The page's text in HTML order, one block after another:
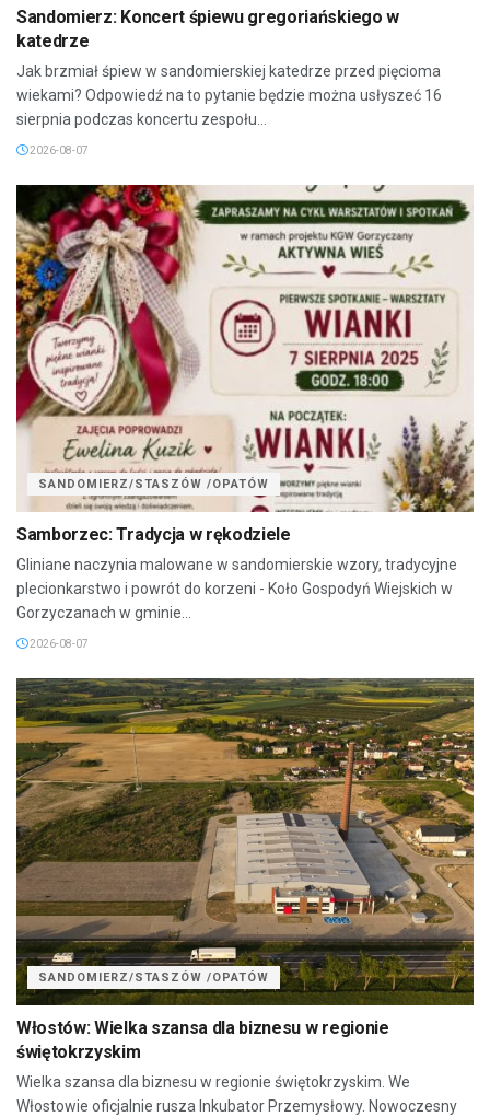
Sandomierz: Koncert śpiewu gregoriańskiego w
katedrze
Jak brzmiał śpiew w sandomierskiej katedrze przed pięcioma
wiekami? Odpowiedź na to pytanie będzie można usłyszeć 16
sierpnia podczas koncertu zespołu...
2026-08-07
SANDOMIERZ/STASZÓW /OPATÓW
Samborzec: Tradycja w rękodziele
Gliniane naczynia malowane w sandomierskie wzory, tradycyjne
plecionkarstwo i powrót do korzeni - Koło Gospodyń Wiejskich w
Gorzyczanach w gminie...
2026-08-07
SANDOMIERZ/STASZÓW /OPATÓW
Włostów: Wielka szansa dla biznesu w regionie
świętokrzyskim
Wielka szansa dla biznesu w regionie świętokrzyskim. We
Włostowie oficjalnie rusza Inkubator Przemysłowy. Nowoczesny